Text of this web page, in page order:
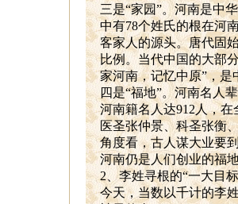
三是“家园”。河南是中
中有78个姓氏的根在河
客家人的源头。唐代固
比例。当代中国的大部
家河南，记忆中原”，
四是“福地”。河南名人
河南籍名人达912人，
医圣张仲景、科圣张衡
角度看，古人谋大业要
河南仍是人们创业的福
2、李姓寻根的“一大目
今天，当数以千计的李